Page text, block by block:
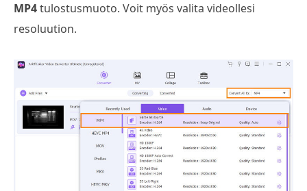
MP4tulostusmuoto. Voit myös valita videollesi
resoluution.